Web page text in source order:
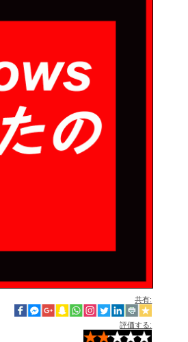
共有:
評価する: